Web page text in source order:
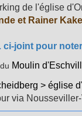
de l'église
et Rainer
joint pour
Moulin
> église
via